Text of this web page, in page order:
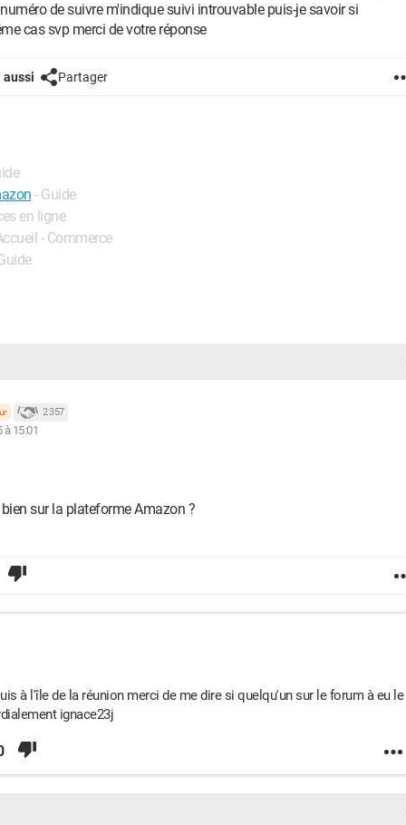
de suivre m'indique suivi introuvable puis-je savoir si
cas svp merci de votre réponse
aussi Partager
- Guide
en ligne
- Commerce
2 357
à 15:01
sur la plateforme Amazon ?
à l'île de la réunion merci de me dire si quelqu'un sur le forum à eu le
ignace23j